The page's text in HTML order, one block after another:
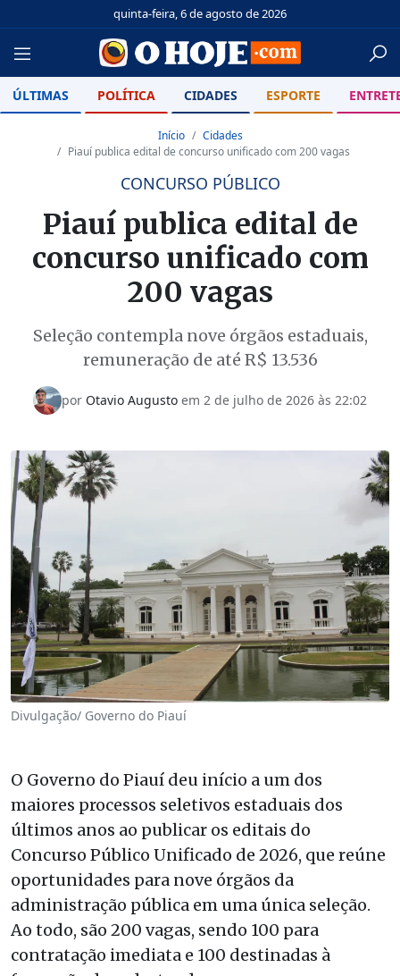
quinta-feira, 6 de agosto de 2026
ÚLTIMAS POLÍTICA CIDADES ESPORTE
Início
Cidades
Piauí publica edital de concurso unificado com 200 vagas
CONCURSO PÚBLICO
Piauí publica edital de
concurso unificado com
200 vagas
Seleção contempla nove órgãos estaduais,
remuneração de até R$ 13.536
por Otavio Augusto em 2 de julho de 2026 às 22:02
Divulgação/ Governo do Piauí
O Governo do Piauí deu início a um dos
maiores processos seletivos estaduais dos
últimos anos ao publicar os editais do
Concurso Público Unificado de 2026, que reúne
oportunidades para nove órgãos da
administração pública em uma única seleção.
Ao todo, são 200 vagas, sendo 100 para
contratação imediata e 100 destinadas à